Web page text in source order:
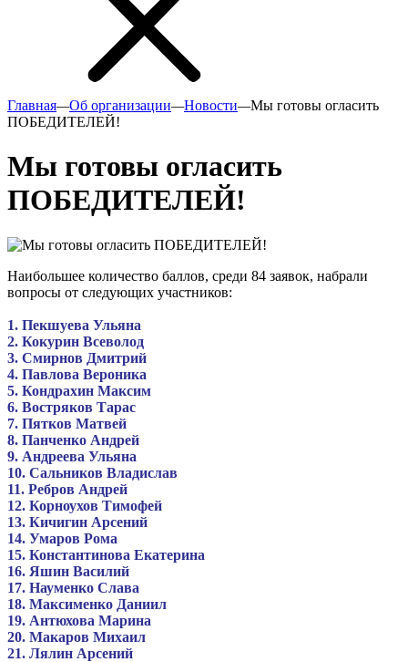
Главная—Об организации—Новости—Мы готовы огласить
ПОБЕДИТЕЛЕЙ!
Мы готовы огласить
ПОБЕДИТЕЛЕЙ!
Наибольшее количество баллов, среди 84 заявок, набрали
вопросы от следующих участников:
1. Пекшуева Ульяна
2. Кокурин Всеволод
3. Смирнов Дмитрий
4. Павлова Вероника
5. Кондрахин Максим
6. Востряков Тарас
7. Пятков Матвей
8. Панченко Андрей
9. Андреева Ульяна
10. Сальников Владислав
11. Ребров Андрей
12. Корноухов Тимофей
13. Кичигин Арсений
14. Умаров Рома
15. Константинова Екатерина
16. Яшин Василий
17. Науменко Слава
18. Максименко Даниил
19. Антюхова Марина
20. Макаров Михаил
21. Лялин Арсений